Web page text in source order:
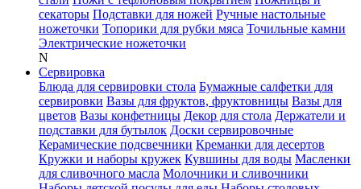
секаторы Подставки для ножей Ручные настольные
ножеточки Топорики для рубки мяса Точильные камни
Электрические ножеточки
N
Сервировка
Блюда для сервировки стола Бумажные салфетки для
сервировки Вазы для фруктов, фруктовницы Вазы для
цветов Вазы конфетницы Декор для стола Держатели и
подставки для бутылок Доски сервировочные
Керамические подсвечники Креманки для десертов
Кружки и наборы кружек Кувшины для воды Масленки
для сливочного масла Молочники и сливочники